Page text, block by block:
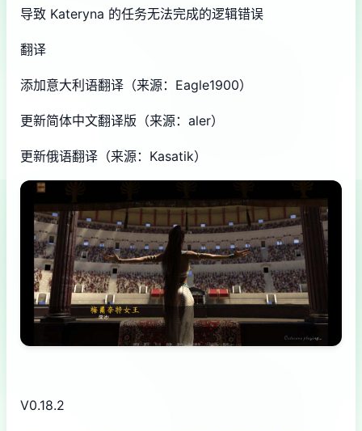
导致 Kateryna 的任务无法完成的逻辑错误
翻译
添加意大利语翻译（来源：Eagle1900）
更新简体中文翻译版（来源：aler）
更新俄语翻译（来源：Kasatik）
V0.18.2